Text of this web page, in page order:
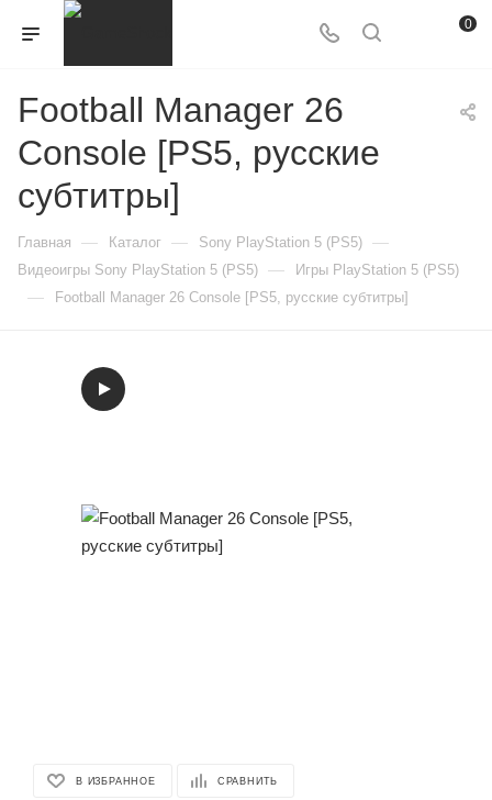
0
Football Manager 26
Console [PS5, русские
субтитры]
Главная — Каталог — Sony PlayStation 5 (PS5) —
Видеоигры Sony PlayStation 5 (PS5) — Игры PlayStation 5 (PS5)
— Football Manager 26 Console [PS5, русские субтитры]
В ИЗБРАННОЕ СРАВНИТЬ